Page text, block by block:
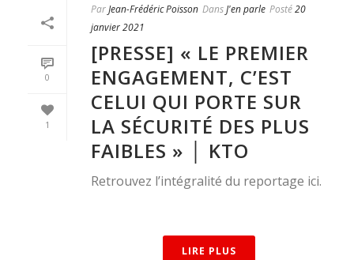
0
1
ParJean-Frédéric Poisson DansJ'en parle Posté20
janvier 2021
[PRESSE] « LE PREMIER
ENGAGEMENT, C’EST
CELUI QUI PORTE SUR
LA SÉCURITÉ DES PLUS
FAIBLES » │ KTO
Retrouvez l’intégralité du reportage ici.
LIRE PLUS